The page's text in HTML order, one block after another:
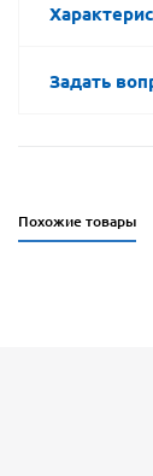
Задать
Похожие товары